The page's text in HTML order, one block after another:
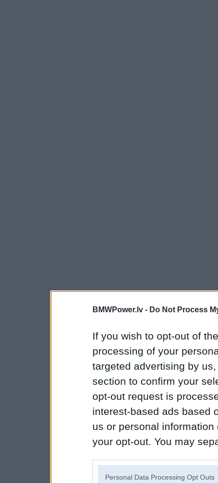
BMWPower.lv - Do Not Process
If you wish to opt-out of
processing of your
targeted advertising by
section to confirm your
opt-out request is
interest-based ads based
us or personal
your opt-out. You may
Personal Data Processing Opt Outs